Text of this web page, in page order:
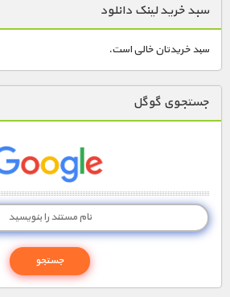
سبد خرید لینک دانلود
سبد خریدتان خالی است.
جستجوی گوگل